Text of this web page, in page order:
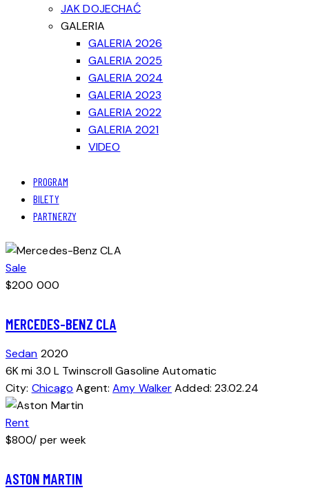
JAK DOJECHAĆ
GALERIA
GALERIA 2026
GALERIA 2025
GALERIA 2024
GALERIA 2023
GALERIA 2022
GALERIA 2021
VIDEO
PROGRAM
BILETY
PARTNERZY
Sale
$200 000
MERCEDES-BENZ CLA
Sedan 2020
6K mi 3.0 L Twinscroll Gasoline Automatic
City: Chicago Agent: Amy Walker Added: 23.02.24
Rent
$800/ per week
ASTON MARTIN